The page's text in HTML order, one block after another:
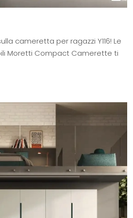
cameretta per ragazzi Y116! Le
Moretti Compact Camerette ti